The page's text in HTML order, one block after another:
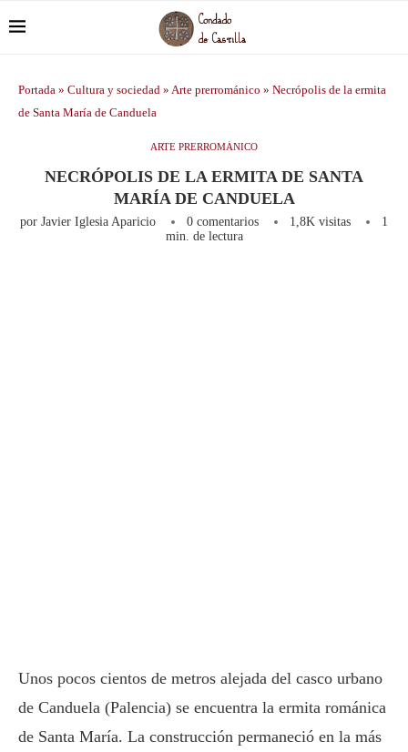
Portada » Cultura y sociedad » Arte prerrománico » Necrópolis de la ermita
de Santa María de Canduela
ARTE PRERROMÁNICO
NECRÓPOLIS DE LA ERMITA DE SANTA
MARÍA DE CANDUELA
por Javier Iglesia Aparicio 0 comentarios 1,8K visitas
1
min. de lectura
Unos pocos cientos de metros alejada del casco urbano
de Canduela (Palencia) se encuentra la ermita románica
de Santa María. La construcción permaneció en la más